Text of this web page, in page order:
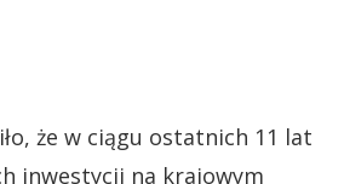
że w ciągu ostatnich 11 lat
inwestycji na krajowym